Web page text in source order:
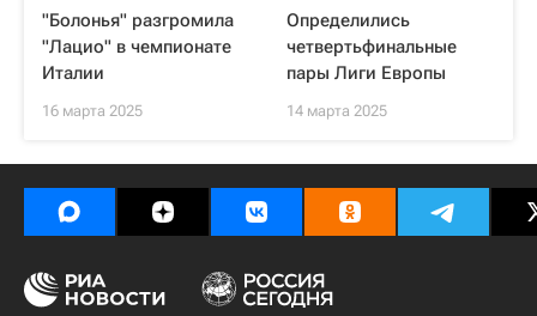
"Болонья" разгромила
"Лацио" в чемпионате
Италии
16 марта 2025
Определились
четвертьфинальные
пары Лиги Европы
14 марта 2025